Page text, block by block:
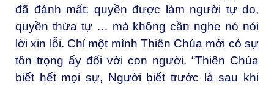
đã đánh mất: quyền được làm người tự do,
quyền thừa tự … mà không cần nghe nó nói
lời xin lỗi. Chỉ một mình Thiên Chúa mới có sự
tôn trọng ấy đối với con người. “Thiên Chúa
biết hết mọi sự, Người biết trước là sau khi